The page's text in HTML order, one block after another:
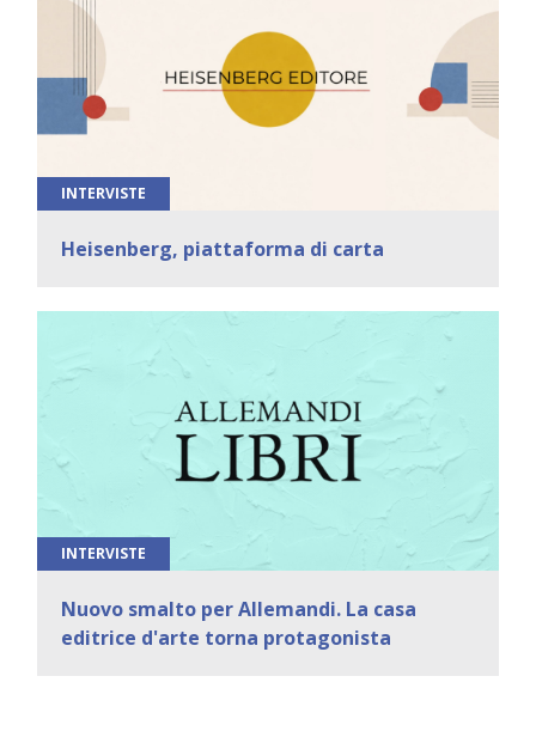
INTERVISTE
Heisenberg, piattaforma di carta
INTERVISTE
Nuovo smalto per Allemandi. La casa
editrice d'arte torna protagonista